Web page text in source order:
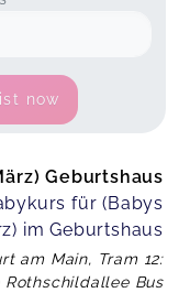
now
Geburtshaus
für (Babys
im Geburtshaus
am Main, Tram 12:
Bus